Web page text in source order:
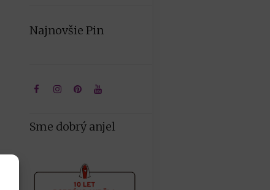
Najnovšie Pin
Sme dobrý anjel